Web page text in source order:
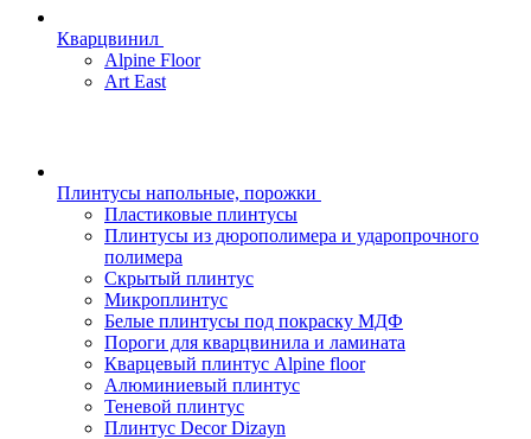
Кварцвинил
Alpine Floor
Art East
Плинтусы напольные, порожки
Пластиковые плинтусы
Плинтусы из дюрополимера и ударопрочного
полимера
Скрытый плинтус
Микроплинтус
Белые плинтусы под покраску МДФ
Пороги для кварцвинила и ламината
Кварцевый плинтус Alpine floor
Алюминиевый плинтус
Теневой плинтус
Плинтус Decor Dizayn